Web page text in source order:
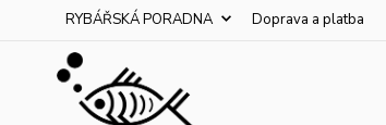
RYBÁŘSKÁ PORADNA Doprava a platba